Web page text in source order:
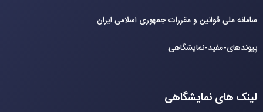
سامانه ملی قوانین و مقررات جمهوری اسلامی ایران
پیوندهای-مفید-نمایشگاهی
لینک های نمایشگاهی